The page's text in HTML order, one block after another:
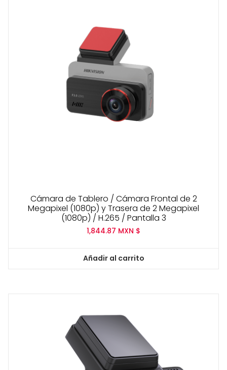
Cámara de Tablero / Cámara Frontal de 2
Megapixel (1080p) y Trasera de 2 Megapixel
(1080p) / H.265 / Pantalla 3
1,844.87 MXN $
Añadir al carrito